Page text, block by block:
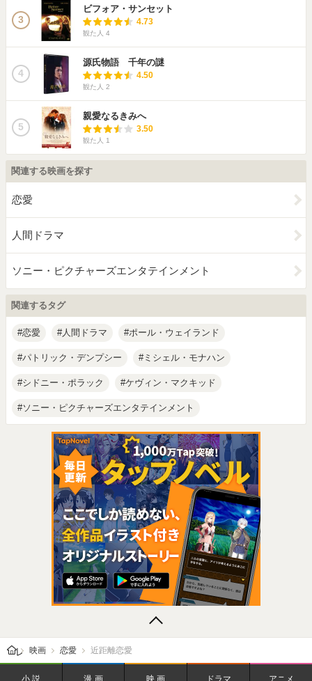
3
ビフォア・サンセット
4.73
観た人 4
4
源氏物語 千年の謎
4.50
観た人 2
5
親愛なるきみへ
3.50
観た人 1
関連する映画を探す
恋愛
人間ドラマ
ソニー・ピクチャーズエンタテインメント
関連するタグ
恋愛 人間ドラマ ポール・ウェイランド
パトリック・デンプシー ミシェル・モナハン
シドニー・ポラック ケヴィン・マクキッド
ソニー・ピクチャーズエンタテインメント
レビューン トップ
映画 恋愛 近距離恋愛
小説 漫画 映画 ドラマ アニメ